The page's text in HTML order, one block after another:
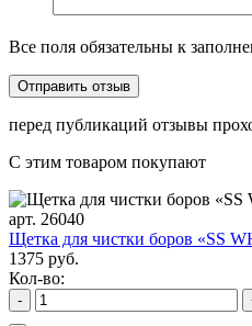
Все поля обязательны к
перед публикаций отзывы
С этим товаром покупают
арт. 26040
Щетка для чистки боров «SS
1375 руб.
Кол-во:
-